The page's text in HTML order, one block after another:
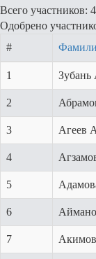
Всего учаcтников:
Одобрено
#
1 Зубань
2
3 Агеев
4
5
6
7